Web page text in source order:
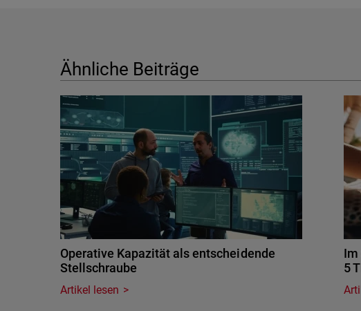
Ähnliche Beiträge
Operative Kapazität als entscheidende
Stellschraube
Artikel lesen
Im
5